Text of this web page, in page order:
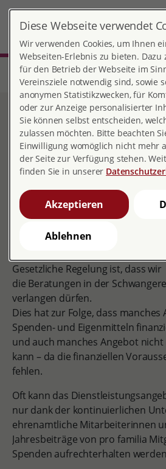
Start Bayern Beratungsstelle Kempten
So können Sie helfen
So können Sie
pro familia braucht
Mitglieder
Die Arbeit von pro familia wird
öffentlichen Mitteln finanziert.
Gesetzliche Regelung ist, dass
die Beratungen in der
verlangen dürfen.
Dies hat zur Folge, dass manches
Spenden- und Eigenmitteln
und auch manches Angebot
kann – da die finanziellen
fehlen.
Oft kann das
nur dank der kontinuierlichen
ehrenamtliche Mitarbeiterinnen
Jahresbeiträge von pro familia
Spenden aufrechterhalten
Diese Webseite verwendet
Wir verwenden Cookies, um Ihnen
Webseiten-Erlebnis zu bieten. Dazu
für den Betrieb der Webseite im
Vereinsziele notwendig sind, sowie
anonymen Statistikzwecken, für
oder zur Anzeige personalisierter
Sie können selbst entscheiden,
zulassen möchten. Bitte beachten
Einwilligung womöglich nicht mehr
der Seite zur Verfügung stehen.
finden Sie in unserer
Akzeptieren
Ablehnen